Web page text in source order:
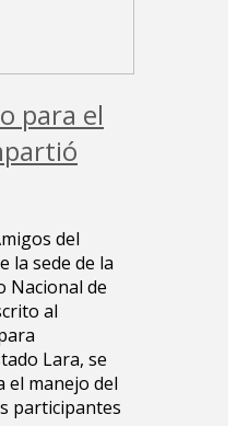
para el
del
la sede de la
Nacional de
al
Lara, se
el manejo del
participantes